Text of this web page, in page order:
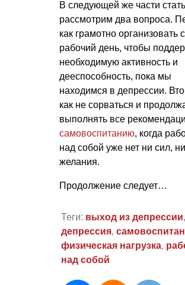
В следующей же части
рассмотрим два вопроса.
как грамотно организовать
рабочий день, чтобы
необходимую активность и
дееспособность, пока мы
находимся в депрессии.
как не сорваться и
выполнять все
самовоспитанию, когда
над собой уже нет ни сил, ни
желания.
Продолжение следует…
Теги: выход из депрессии,
депрессия,
физическая нагрузка,
над собой